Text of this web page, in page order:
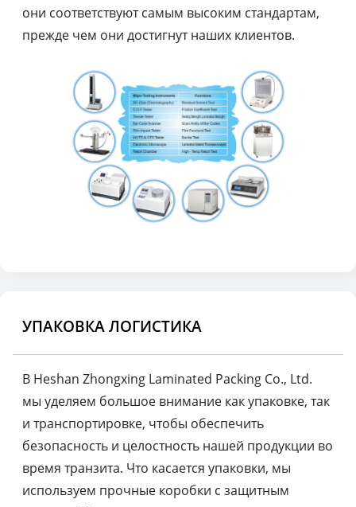
они соответствуют самым высоким стандартам,
прежде чем они достигнут наших клиентов.
УПАКОВКА ЛОГИСТИКА
В Heshan Zhongxing Laminated Packing Co., Ltd.
мы уделяем большое внимание как упаковке, так
и транспортировке, чтобы обеспечить
безопасность и целостность нашей продукции во
время транзита. Что касается упаковки, мы
используем прочные коробки с защитным